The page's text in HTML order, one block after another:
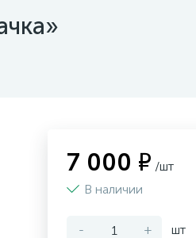
7 000 ₽ /шт
В наличии
- + шт